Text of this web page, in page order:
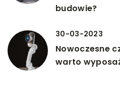
budowie?
30-03-2023
Nowoczesne
warto